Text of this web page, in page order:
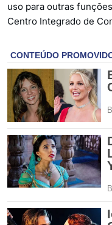
uso para outras
Centro Integrado de